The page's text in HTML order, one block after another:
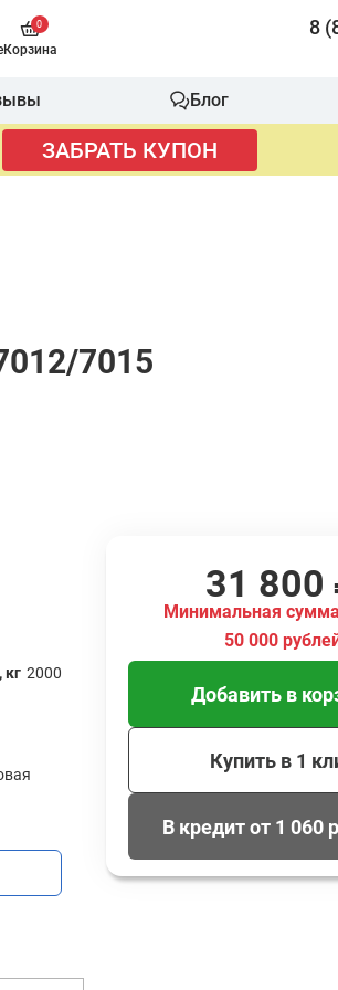
0
Корзина
8
Блог
ЗАБРАТЬ КУПОН
7015
кг 2000
31 800
Минимальная
50 000
Добавить в
Купить в 1
В кредит от 1 060